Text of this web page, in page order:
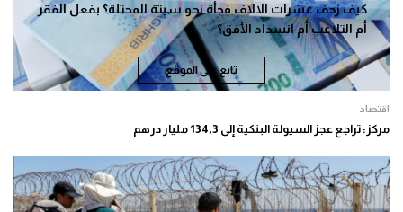
كيف زحف عشرات الالاف فجأة نحو سبتة المحتلة؟ بفعل الفقر
أم التلاعب أم انسداد الأفق؟
تابع على الموقع
اقتصاد
مركز: تراجع عجز السيولة البنكية إلى 134,3 مليار درهم